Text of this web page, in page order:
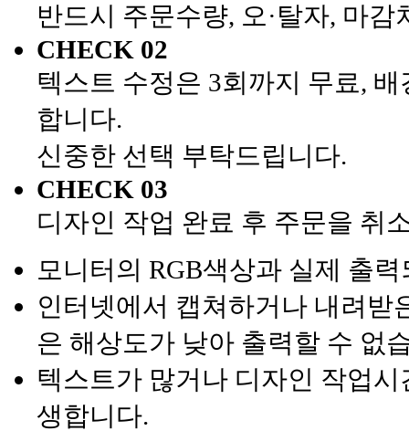
반드시 주문수량, 오·탈자, 마
CHECK 02
텍스트 수정은 3회까지 무료,
합니다.
신중한 선택 부탁드립니다.
CHECK 03
디자인 작업 완료 후 주문을 취
모니터의 RGB색상과 실제 출
인터넷에서 캡쳐하거나 내려받
은 해상도가 낮아 출력할 수 없
텍스트가 많거나 디자인 작업
생합니다.